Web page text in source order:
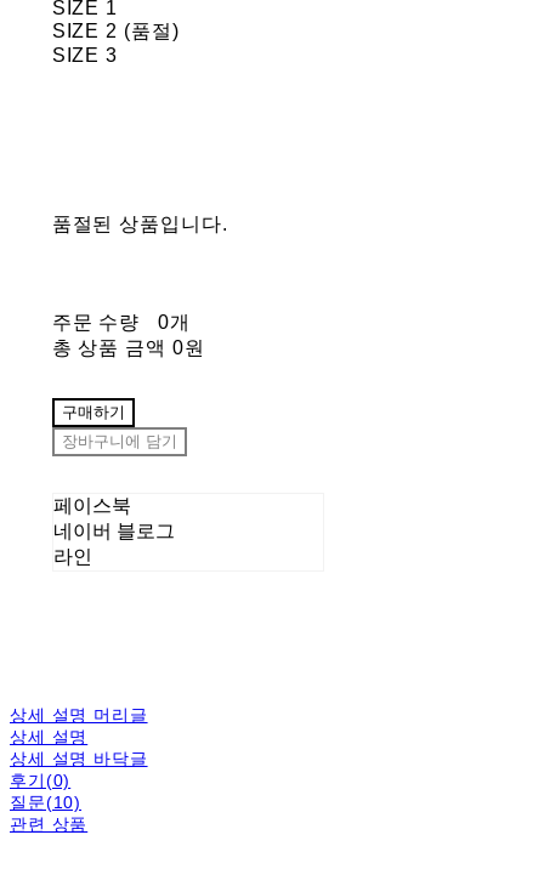
SIZE 1
SIZE 2 (품절)
SIZE 3
품절된 상품입니다.
주문 수량
0개
총 상품 금액 0원
구매하기
장바구니에 담기
페이스북
네이버 블로그
라인
상세 설명 머리글
상세 설명
상세 설명 바닥글
후기(0)
질문(10)
관련 상품